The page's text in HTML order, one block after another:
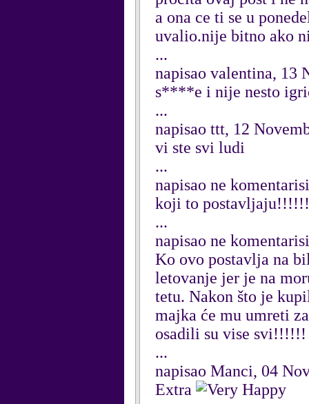
a ona ce ti se u
uvalio.nije bitno ako
...
napisao valentina, 13
s****e i nije nesto
...
napisao ttt, 12
vi ste svi ludi
...
napisao ne
koji to
...
napisao ne
Ko ovo postavlja na
letovanje jer je na
tetu. Nakon što je
majka će mu umreti
osadili su vise svi!!!!!!
...
napisao Manci, 04
Extra